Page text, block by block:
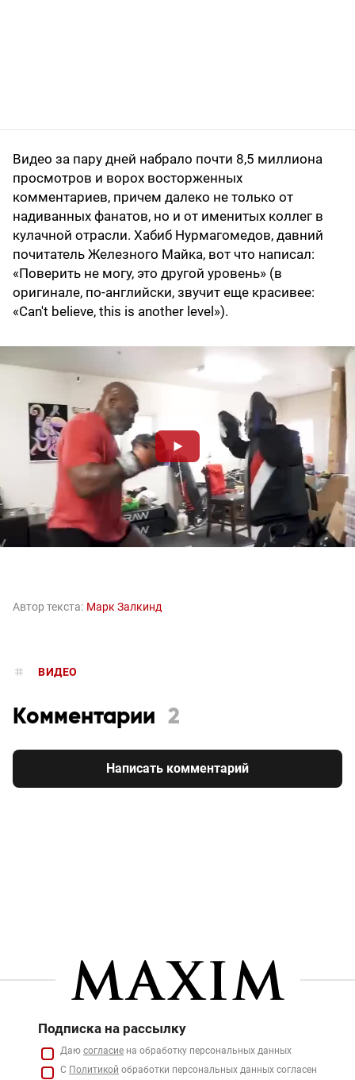
Видео за пару дней набрало почти 8,5 миллиона
просмотров и ворох восторженных
комментариев, причем далеко не только от
надиванных фанатов, но и от именитых коллег в
кулачной отрасли. Хабиб Нурмагомедов, давний
почитатель Железного Майка, вот что написал:
«Поверить не могу, это другой уровень» (в
оригинале, по-английски, звучит еще красивее:
«Can't believe, this is another level»).
Автор текста: Марк Залкинд
ВИДЕО
Комментарии 2
Написать комментарий
Подписка на рассылку
Даю согласие на обработку персональных данных
С Политикой обработки персональных данных согласен